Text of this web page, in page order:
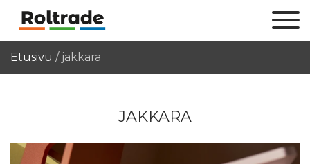
Etusivu / jakkara
JAKKARA